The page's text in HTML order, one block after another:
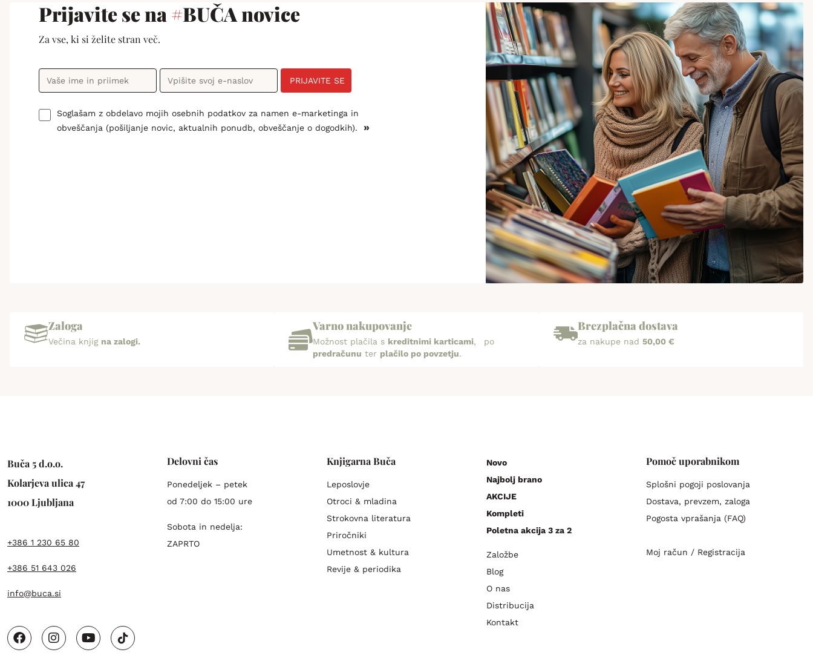
Prijavite se na#BUČA novice
Za vse, ki si želite stran več.
Soglašam z obdelavo mojih osebnih podatkov za namen e-marketinga in
obveščanja (pošiljanje novic, aktualnih ponudb, obveščanje o dogodkih).
»
PRIJAVITE SE
Zaloga
Večina knjig na zalogi.
Varno nakupovanje
Možnost plačila s kreditnimi karticami, po
predračunu ter plačilo po povzetju.
Brezplačna dostava
za nakupe nad 50,00 €
Buča 5 d.o.o.
Kolarjeva ulica 47
1000 Ljubljana
+386 1 230 65 80
+386 51 643 026
info@buca.si
Delovni čas
Ponedeljek – petek
od 7:00 do 15:00 ure
Sobota in nedelja:
ZAPRTO
Knjigarna Buča
Leposlovje
Otroci & mladina
Strokovna literatura
Priročniki
Umetnost & kultura
Revije & periodika
Novo
Najbolj brano
AKCIJE
Kompleti
Poletna akcija 3 za 2
Založbe
Blog
O nas
Distribucija
Kontakt
Pomoč uporabnikom
Splošni pogoji poslovanja
Dostava, prevzem, zaloga
Pogosta vprašanja (FAQ)
Moj račun / Registracija